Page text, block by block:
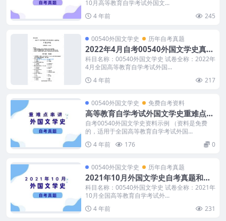
10月高等教育自学考试外国文...
4 年前
245
00540外国文学史 历年自考真题
2022年4月自考00540外国文学史真题
和答案
科目名称：00540外国文学史 试卷全称：2022年
4月全国高等教育自学考试外国...
4 年前
217
00540外国文学史 免费自考资料
高等教育自学考试外国文学史重难点串
讲笔记
自考00540外国文学史资料示例 （资料是免费
的，适用于全国高等教育自学考试外国...
4 年前
176 0
00540外国文学史 历年自考真题
2021年10月外国文学史自考真题和答
案
科目名称：00540外国文学史 试卷全称：2021年
10月全国高等教育自学考试外...
4 年前
231